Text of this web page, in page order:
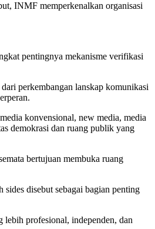
INMF memperkenalkan organisasi
pentingnya mekanisme verifikasi
perkembangan lanskap komunikasi
konvensional, new media, media
demokrasi dan ruang publik yang
bertujuan membuka ruang
disebut sebagai bagian penting
lebih profesional, independen, dan